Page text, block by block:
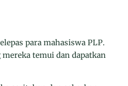
para mahasiswa PLP.
temui dan dapatkan